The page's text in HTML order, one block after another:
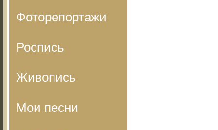
Фоторепортажи
Роспись
Живопись
Мои песни